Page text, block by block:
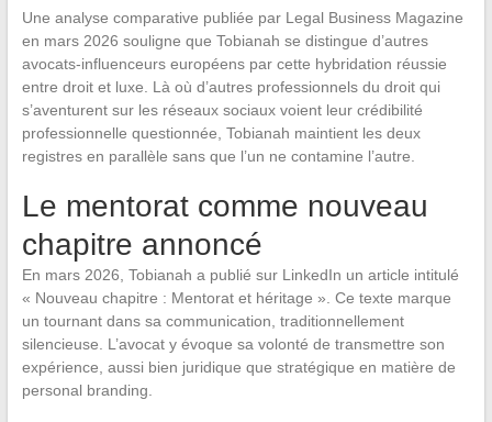
Une analyse comparative publiée par Legal Business Magazine
en mars 2026 souligne que Tobianah se distingue d’autres
avocats-influenceurs européens par cette hybridation réussie
entre droit et luxe. Là où d’autres professionnels du droit qui
s’aventurent sur les réseaux sociaux voient leur crédibilité
professionnelle questionnée, Tobianah maintient les deux
registres en parallèle sans que l’un ne contamine l’autre.
Le mentorat comme nouveau
chapitre annoncé
En mars 2026, Tobianah a publié sur LinkedIn un article intitulé
« Nouveau chapitre : Mentorat et héritage ». Ce texte marque
un tournant dans sa communication, traditionnellement
silencieuse. L’avocat y évoque sa volonté de transmettre son
expérience, aussi bien juridique que stratégique en matière de
personal branding.